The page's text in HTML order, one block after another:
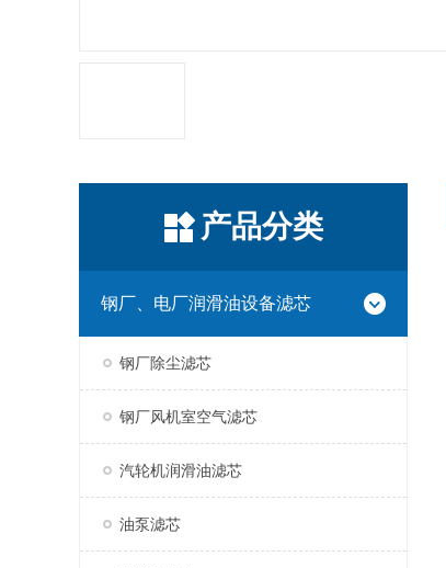
产品分类
钢厂、电厂润滑油设备滤芯
钢厂除尘滤芯
钢厂风机室空气滤芯
汽轮机润滑油滤芯
油泵滤芯